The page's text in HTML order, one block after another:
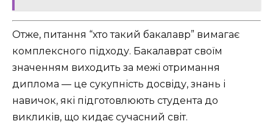
Отже, питання “хто такий бакалавр” вимагає
комплексного підходу. Бакалаврат своїм
значенням виходить за межі отримання
диплома — це сукупність досвіду, знань і
навичок, які підготовлюють студента до
викликів, що кидає сучасний світ.